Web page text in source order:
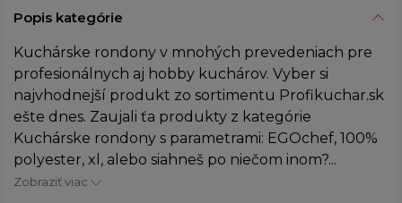
Popis kategórie
Kuchárske rondony v mnohých prevedeniach pre
profesionálnych aj hobby kuchárov. Vyber si
najvhodnejší produkt zo sortimentu Profikuchar.sk
ešte dnes. Zaujali ťa produkty z kategórie
Kuchárske rondony s parametrami: EGOchef, 100%
polyester, xl, alebo siahneš po niečom inom?...
Zobraziť viac